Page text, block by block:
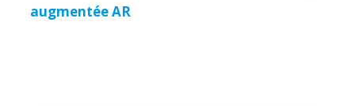
augmentée AR